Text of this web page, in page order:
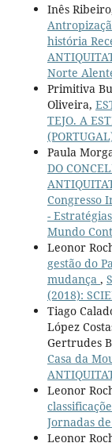
Inês
história
Norte
Primitiva
Oliveira,
TEJO. A
Paula
DO
Congresso
-
Mundo
Leonor
gestão do
mudança ,
(2018):
Tiago
López
Gertrudes
Casa da
Leonor
Jornadas
Leonor